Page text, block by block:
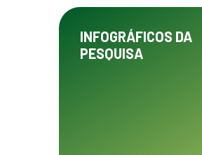
INFOGRÁFICOS DA
PESQUISA